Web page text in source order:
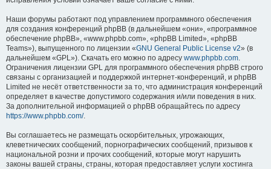
Наши форумы работают под управлением программного обеспечения
для создания конференций phpBB (в дальнейшем «они», «программное
обеспечение phpBB», «www.phpbb.com», «phpBB Limited», «phpBB
Teams»), выпущенного по лицензии «GNU General Public License v2» (в
дальнейшем «GPL»). Скачать его можно по адресу www.phpbb.com.
Ограничения лицензии GPL для программного обеспечения phpBB строго
связаны с организацией и поддержкой интернет-конференций, и phpBB
Limited не несёт ответственности за то, что администрация конференций
определяет в качестве допустимого содержания и/или поведения в них.
За дополнительной информацией о phpBB обращайтесь по адресу
https://www.phpbb.com/.
Вы соглашаетесь не размещать оскорбительных, угрожающих,
клеветнических сообщений, порнографических сообщений, призывов к
национальной розни и прочих сообщений, которые могут нарушить
законы вашей страны, страны, которая предоставляет услуги хостинга